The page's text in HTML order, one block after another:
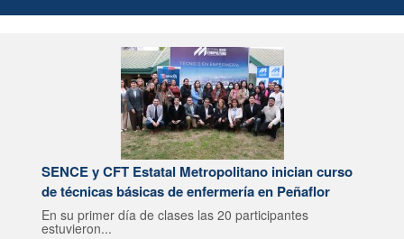
SENCE y CFT Estatal Metropolitano inician curso
de técnicas básicas de enfermería en Peñaflor
En su primer día de clases las 20 participantes
estuvieron...